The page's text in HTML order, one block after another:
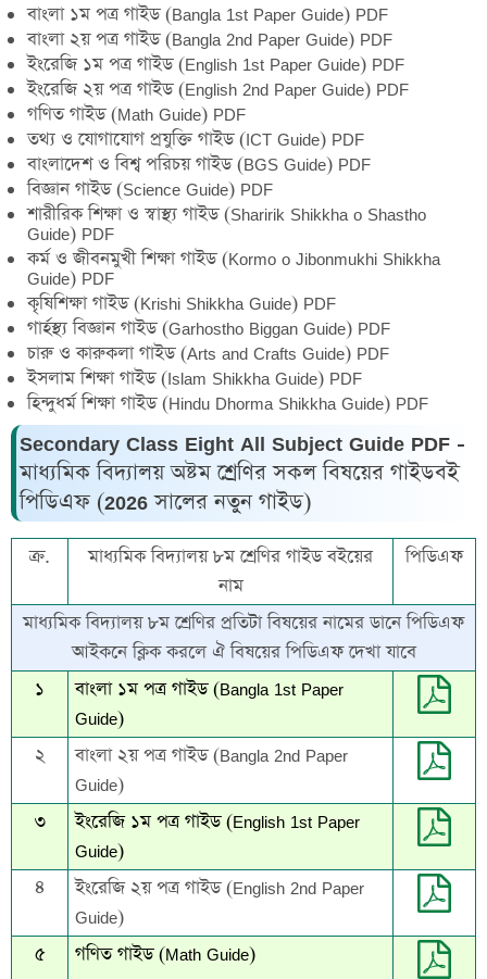
বাংলা ১ম পত্র গাইড (Bangla 1st Paper Guide) PDF
বাংলা ২য় পত্র গাইড (Bangla 2nd Paper Guide) PDF
ইংরেজি ১ম পত্র গাইড (English 1st Paper Guide) PDF
ইংরেজি ২য় পত্র গাইড (English 2nd Paper Guide) PDF
গণিত গাইড (Math Guide) PDF
তথ্য ও যোগাযোগ প্রযুক্তি গাইড (ICT Guide) PDF
বাংলাদেশ ও বিশ্ব পরিচয় গাইড (BGS Guide) PDF
বিজ্ঞান গাইড (Science Guide) PDF
শারীরিক শিক্ষা ও স্বাস্থ্য গাইড (Sharirik Shikkha o Shastho
Guide) PDF
কর্ম ও জীবনমুখী শিক্ষা গাইড (Kormo o Jibonmukhi Shikkha
Guide) PDF
কৃষিশিক্ষা গাইড (Krishi Shikkha Guide) PDF
গার্হস্থ্য বিজ্ঞান গাইড (Garhostho Biggan Guide) PDF
চারু ও কারুকলা গাইড (Arts and Crafts Guide) PDF
ইসলাম শিক্ষা গাইড (Islam Shikkha Guide) PDF
হিন্দুধর্ম শিক্ষা গাইড (Hindu Dhorma Shikkha Guide) PDF
Secondary Class Eight All Subject Guide PDF -
মাধ্যমিক বিদ্যালয় অষ্টম শ্রেণির সকল বিষয়ের গাইডবই
পিডিএফ (2026 সালের নতুন গাইড)
ক্র.
মাধ্যমিক বিদ্যালয় ৮ম শ্রেণির গাইড বইয়ের
নাম
পিডিএফ
মাধ্যমিক বিদ্যালয় ৮ম শ্রেণির প্রতিটা বিষয়ের নামের ডানে পিডিএফ
আইকনে ক্লিক করলে ঐ বিষয়ের পিডিএফ দেখা যাবে
১
বাংলা ১ম পত্র গাইড (Bangla 1st Paper
Guide)
২
বাংলা ২য় পত্র গাইড (Bangla 2nd Paper
Guide)
৩
ইংরেজি ১ম পত্র গাইড (English 1st Paper
Guide)
৪
ইংরেজি ২য় পত্র গাইড (English 2nd Paper
Guide)
৫
গণিত গাইড (Math Guide)